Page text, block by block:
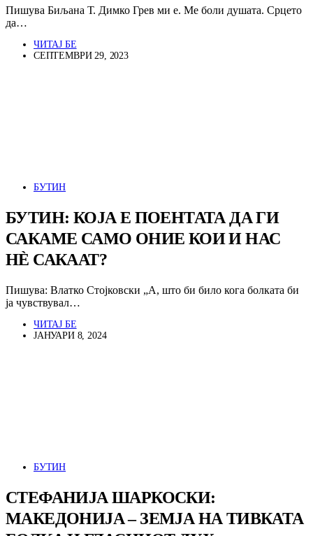
Пишува Биљана Т. Димко Грев ми е. Ме боли душата. Срцето
да…
ЧИТАЈ БЕ
СЕПТЕМВРИ 29, 2023
БУТИН
БУТИН: КОЈА Е ПОЕНТАТА ДА ГИ
САКАМЕ САМО ОНИЕ КОИ И НАС
НЀ САКААТ?
Пишува: Влатко Стојковски „А, што би било кога болката би
ја чувствувал…
ЧИТАЈ БЕ
ЈАНУАРИ 8, 2024
БУТИН
СТЕФАНИЈА ШАРКОСКИ:
МАКЕДОНИЈА – ЗЕМЈА НА ТИВКАТА